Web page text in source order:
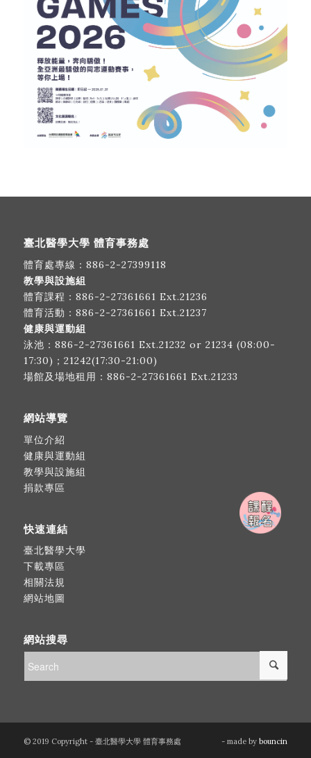
臺北醫學大學 體育事務處
體育處專線： 886-2-27399118
教學與設施組
體育課程： 886-2-27361661 Ext.21236
體育活動： 886-2-27361661 Ext.21237
健康與運動組
泳池： 886-2-27361661 Ext.21232 or 21234 (08:00-
17:30)；21242(17:30-21:00)
場館及場地租用： 886-2-27361661 Ext.21233
網站導覽
單位介紹
健康與運動組
教學與設施組
捐款專區
快速連結
臺北醫學大學
下載專區
相關法規
網站地圖
網站搜尋
© 2019 Copyright - 臺北醫學大學 體育事務處 - made bybouncin